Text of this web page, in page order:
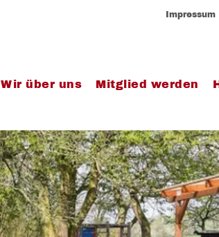
Impressum
Wir über uns Mitglied werden